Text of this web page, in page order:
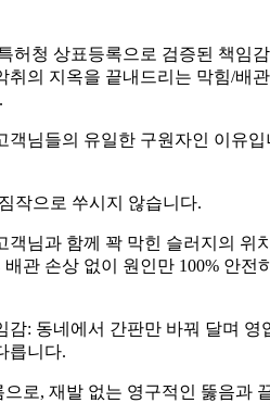
허청 상표등록으로 검증된 책임
취의 지옥을 끝내드리는 막힘/배관
객님들의 유일한 구원자인 이유입
작으로 쑤시지 않습니다.
객님과 함께 꽉 막힌 슬러지의 위
관 손상 없이 원인만 100% 안전
감: 동네에서 간판만 바꿔 달며 영
릅니다.
로, 재발 없는 영구적인 뚫음과